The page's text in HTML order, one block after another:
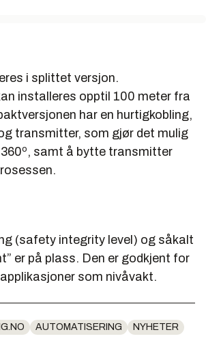
i splittet versjon.
installeres opptil 100 meter fra
har en hurtigkobling,
transmitter, som gjør det mulig
samt å bytte transmitter
(safety integrity level) og såkalt
er på plass. Den er godkjent for
som nivåvakt.
AUTOMATISERING NYHETER